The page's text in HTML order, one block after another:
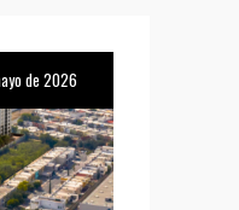
de 2026